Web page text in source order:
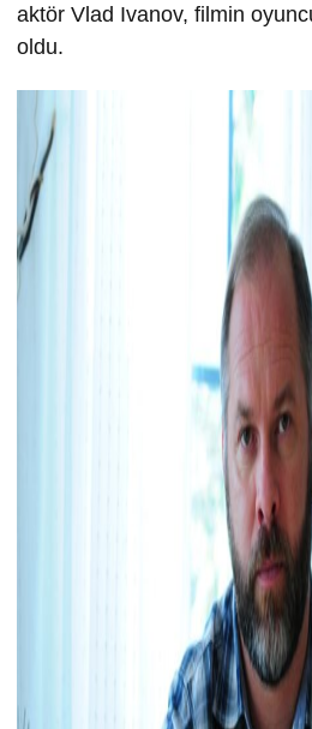
aktör Vlad Ivanov, filmin
oldu.